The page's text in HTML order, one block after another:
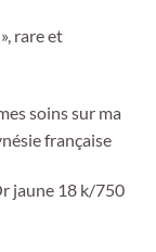
rare et
soins sur ma
française
jaune 18 k/750